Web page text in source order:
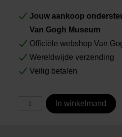
Jouw aankoop
Van Gogh Museum
Officiële webshop Van
Wereldwijde verzending
Veilig betalen
In winkelmand